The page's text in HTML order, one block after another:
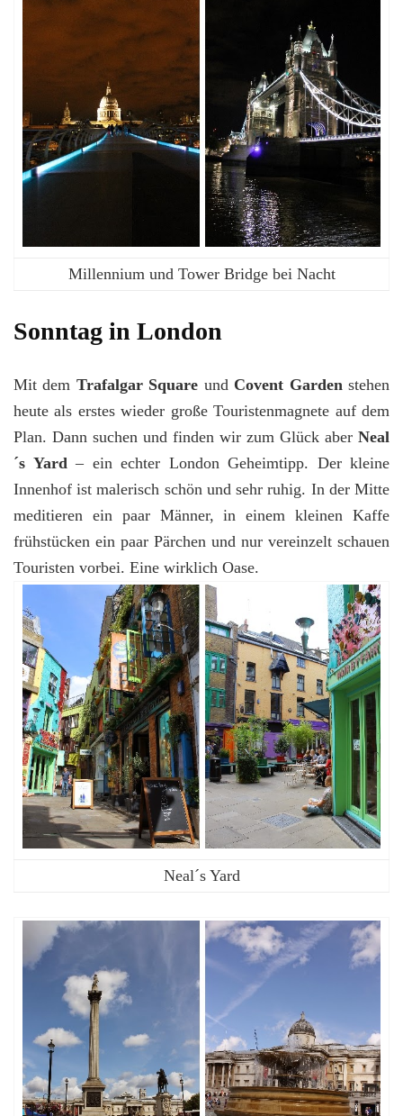
Millennium und Tower Bridge bei Nacht
Sonntag in London
Mit dem Trafalgar Square und Covent Garden stehen
heute als erstes wieder große Touristenmagnete auf dem
Plan. Dann suchen und finden wir zum Glück aber Neal
´s Yard – ein echter London Geheimtipp. Der kleine
Innenhof ist malerisch schön und sehr ruhig. In der Mitte
meditieren ein paar Männer, in einem kleinen Kaffe
frühstücken ein paar Pärchen und nur vereinzelt schauen
Touristen vorbei. Eine wirklich Oase.
Neal´s Yard